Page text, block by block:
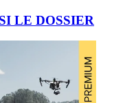
LE DOSSIER